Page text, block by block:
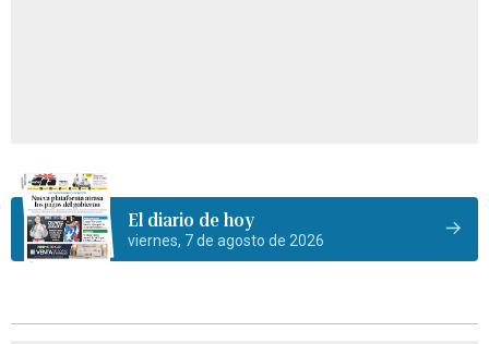
El diario de hoy
viernes, 7 de agosto de 2026